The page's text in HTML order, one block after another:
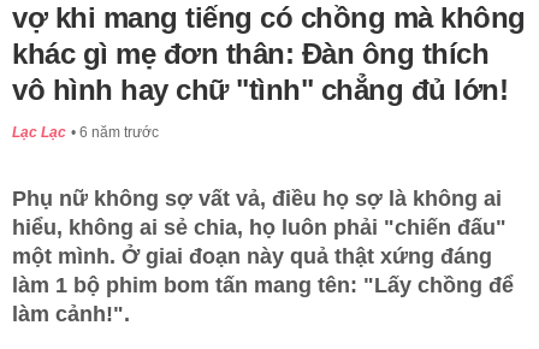
vợ khi mang tiếng có chồng mà không
khác gì mẹ đơn thân: Đàn ông thích
vô hình hay chữ "tình" chẳng đủ lớn!
Lạc Lạc 6 năm trước
Phụ nữ không sợ vất vả, điều họ sợ là không ai
hiểu, không ai sẻ chia, họ luôn phải "chiến đấu"
một mình. Ở giai đoạn này quả thật xứng đáng
làm 1 bộ phim bom tấn mang tên: "Lấy chồng để
làm cảnh!".